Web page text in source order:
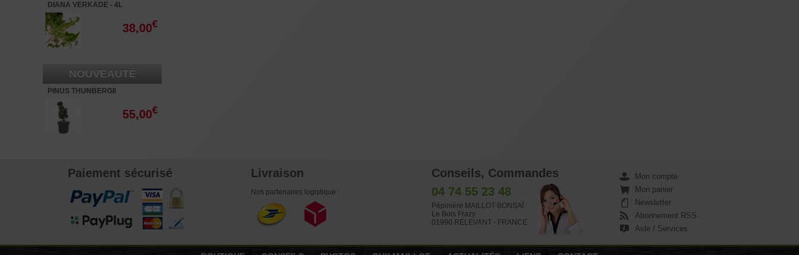
DIANA VERKADE - 4L
38,00€
NOUVEAUTÉ
PINUS THUNBERGII
55,00€
Paiement sécurisé Livraison
Nos partenaires logistique :
Conseils, Commandes
04 74 55 23 48
Pépinière MAILLOT-BONSAÏ
Le Bois Frazy
01990 RELEVANT - FRANCE
Mon compte
Mon panier
Newsletter
Abonnement RSS
Aide / Services